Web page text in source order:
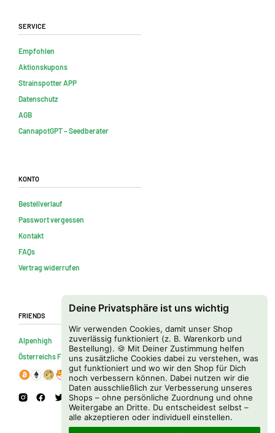
Deine Privatsphäre ist uns wichtig
Wir verwenden Cookies, damit unser Shop
zuverlässig funktioniert (z. B. Warenkorb und
Bestellung). 🍪 Mit Deiner Zustimmung helfen
uns zusätzliche Cookies dabei zu verstehen, was
gut funktioniert und wo wir den Shop für Dich
noch verbessern können. Dabei nutzen wir die
Daten ausschließlich zur Verbesserung unseres
Shops – ohne persönliche Zuordnung und ohne
Weitergabe an Dritte. Du entscheidest selbst –
alle akzeptieren oder individuell einstellen.
Service
Empfohlen
Aktionskupons
Strainspotter APP
Datenschutz
AGB
CannapotGPT – Seedberater
Konto
Bestellverlauf
Passwort vergessen
Kontakt
FAQs
Vertrag widerrufen
Friends
Alpenhigh
Österreichs Firmenverzeichnis